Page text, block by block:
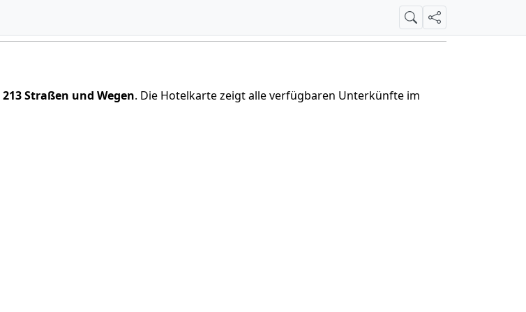
SucheTeilen
213 Straßen und Wegen. Die Hotelkarte zeigt alle verfügbaren Unterkünfte im